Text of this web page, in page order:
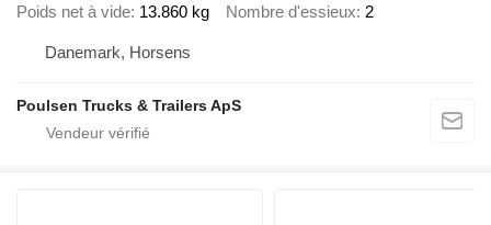
Poids net à vide 13.860 kg Nombre d'essieux 2
Danemark, Horsens
Poulsen Trucks & Trailers ApS